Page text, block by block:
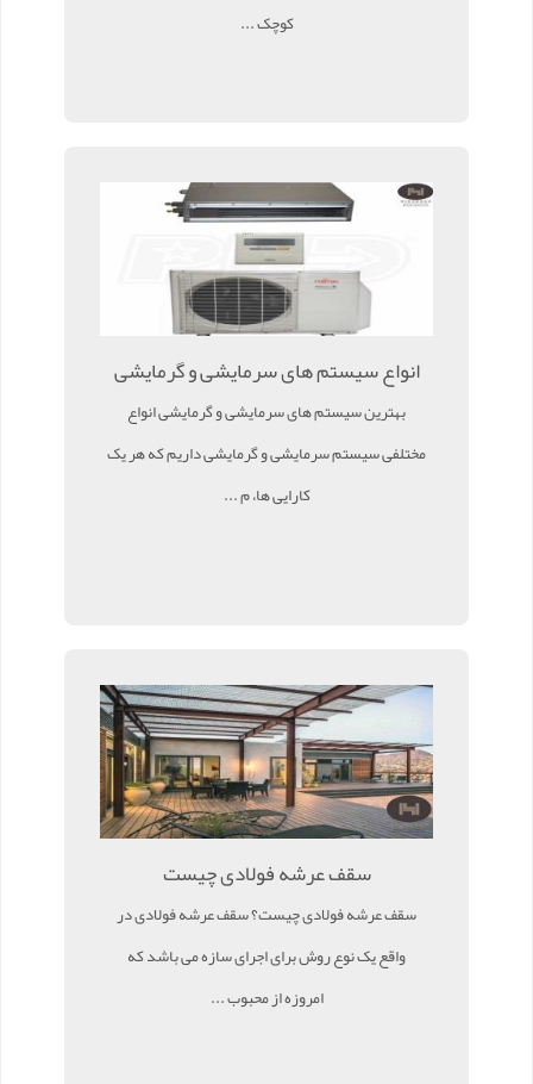
کوچک ...
انواع سیستم های سرمایشی و گرمایشی
بهترین سیستم های سرمایشی و گرمایشی انواع
مختلفی سیستم سرمایشی و گرمایشی داریم که هر یک
کارایی ها، م ...
سقف عرشه فولادی چیست
سقف عرشه فولادی چیست؟ سقف عرشه فولادی در
واقع یک نوع روش برای اجرای سازه می باشد که
امروزه از محبوب ...